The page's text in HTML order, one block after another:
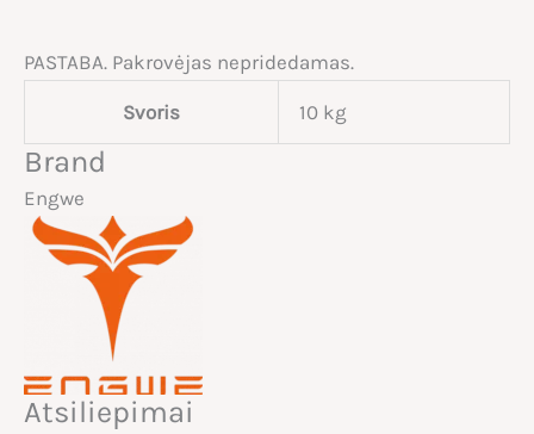
PASTABA. Pakrovėjas nepridedamas.
Svoris 10 kg
Brand
Engwe
Atsiliepimai